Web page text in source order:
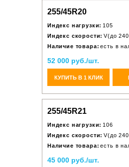
255/45R20
Индекс нагрузки: 105
Индекс скорости: V(до
Наличие товара: есть в
52 000 руб./шт.
КУПИТЬ В 1 КЛИК
255/45R21
Индекс нагрузки: 106
Индекс скорости: V(до
Наличие товара: есть в
45 000 руб./шт.